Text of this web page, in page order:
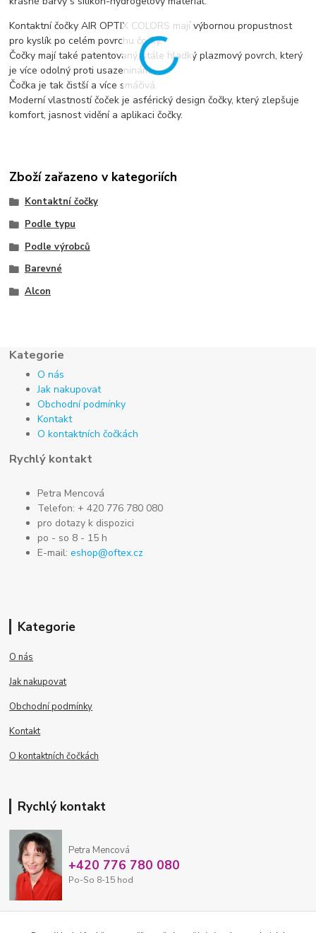
Kontaktní čočky AIR OPTIX COLORS mají výbornou propustnost
pro kyslík po celém povrchu čočky.
Čočky mají také patentovaný, stále hladký plazmový povrch, který
je více odolný proti usazeninám.
Čočka je tak čistší a více smáčivá.
Moderní vlastností čoček je asférický design čočky, který zlepšuje
komfort, jasnost vidění a aplikaci čočky.
Zboží zařazeno v kategoriích
Kontaktní čočky
Podle typu
Podle výrobců
Barevné
Alcon
Kategorie
O nás
Jak nakupovat
Obchodní podmínky
Kontakt
O kontaktních čočkách
Rychlý kontakt
Petra Mencová
Telefon: + 420 776 780 080
pro dotazy k dispozici
po - so 8 - 15 h
E-mail:eshop@oftex.cz
Kategorie
O nás
Jak nakupovat
Obchodní podmínky
Kontakt
O kontaktních čočkách
Rychlý kontakt
Petra Mencová
+420 776 780 080
Po-So 8-15 hod